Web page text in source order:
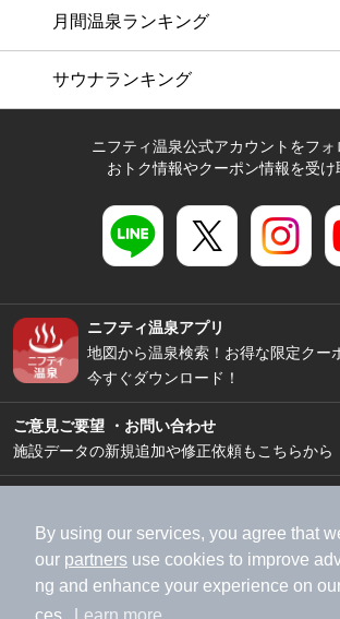
By using our services, you agree that
our partners use cookies to improve
ng and enhance your experience on
月間温泉ランキング
サウナランキング
ニフティ温泉公式アカウントをフォ
おトク情報やクーポン情報を受け
ニフティ温泉アプリ
地図から温泉検索！お得な限定クー
今すぐダウンロード！
ご意見ご要望 ・お問い合わせ
施設データの新規追加や修正依頼もこちらから
加盟店募集（資料請求）
広告出稿
利用規約
ライフスタイル
特定商取引法に基づく表記
ヘルプ